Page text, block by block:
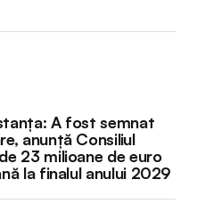
A fost semnat
anunță Consiliul
23 milioane de euro
la finalul anului 2029